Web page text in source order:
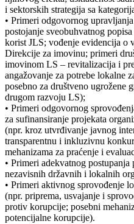
i sektorskih strategija sa
• Primeri odgovornog
postojanje sveobuhvatnog
korist JLS; vođenje evidencija o
Direkcije za imovinu; primeri
imovinom LS – revitalizacija i
angažovanje za potrebe lokalne
posebno za društveno ugrožene
drugom razvoju LS);
• Primeri odgovornog
za sufinansiranje projekata
(npr. kroz utvrđivanje javnog
transparentnu i inkluzivnu
mehanizama za praćenje i
• Primeri adekvatnog
nezavisnih državnih i lokalnih
• Primeri aktivnog sprovođenje
(npr. priprema, usvajanje i
protiv korupcije; posebni
potencijalne korupcije).